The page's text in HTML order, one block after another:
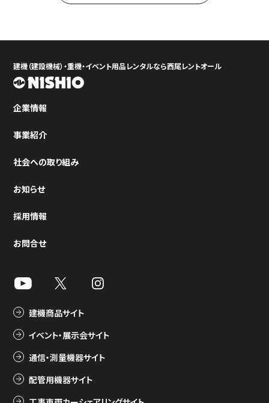
建機（建設機械）・重機・イベント用品レンタルなら西尾レントオール
企業情報
事業紹介
社会への取り組み
お知らせ
採用情報
お問合せ
建機商品サイト
イベント・展示会サイト
通信・測量機器サイト
配管用機器サイト